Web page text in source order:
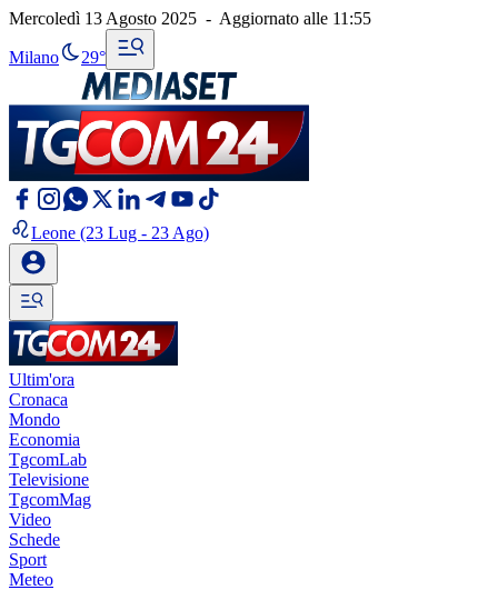
Mercoledì 13 Agosto 2025 - Aggiornato alle 11:55
Milano 29°
Leone (23 Lug - 23 Ago)
Ultim'ora
Cronaca
Mondo
Economia
TgcomLab
Televisione
TgcomMag
Video
Schede
Sport
Meteo